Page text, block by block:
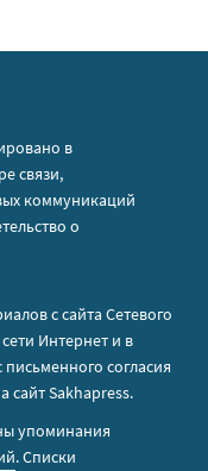
в
связи,
коммуникаций
о
с сайта Сетевого
Интернет и в
письменного согласия
сайт Sakhapress.
упоминания
. Списки